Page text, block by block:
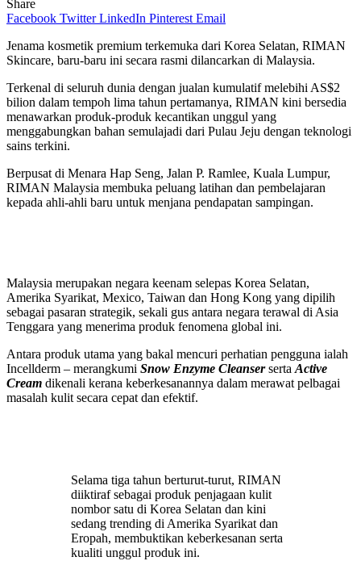
Share
Facebook Twitter LinkedIn Pinterest Email
Jenama kosmetik premium terkemuka dari Korea Selatan, RIMAN
Skincare, baru-baru ini secara rasmi dilancarkan di Malaysia.
Terkenal di seluruh dunia dengan jualan kumulatif melebihi AS$2
bilion dalam tempoh lima tahun pertamanya, RIMAN kini bersedia
menawarkan produk-produk kecantikan unggul yang
menggabungkan bahan semulajadi dari Pulau Jeju dengan teknologi
sains terkini.
Berpusat di Menara Hap Seng, Jalan P. Ramlee, Kuala Lumpur,
RIMAN Malaysia membuka peluang latihan dan pembelajaran
kepada ahli-ahli baru untuk menjana pendapatan sampingan.
Malaysia merupakan negara keenam selepas Korea Selatan,
Amerika Syarikat, Mexico, Taiwan dan Hong Kong yang dipilih
sebagai pasaran strategik, sekali gus antara negara terawal di Asia
Tenggara yang menerima produk fenomena global ini.
Antara produk utama yang bakal mencuri perhatian pengguna ialah
Incellderm – merangkumi Snow Enzyme Cleanser serta Active
Cream dikenali kerana keberkesanannya dalam merawat pelbagai
masalah kulit secara cepat dan efektif.
Selama tiga tahun berturut-turut, RIMAN
diiktiraf sebagai produk penjagaan kulit
nombor satu di Korea Selatan dan kini
sedang trending di Amerika Syarikat dan
Eropah, membuktikan keberkesanan serta
kualiti unggul produk ini.